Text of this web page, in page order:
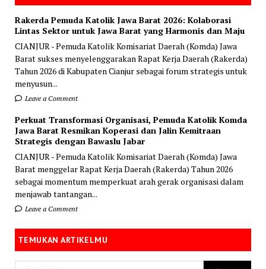
Rakerda Pemuda Katolik Jawa Barat 2026: Kolaborasi
Lintas Sektor untuk Jawa Barat yang Harmonis dan Maju
CIANJUR - Pemuda Katolik Komisariat Daerah (Komda) Jawa
Barat sukses menyelenggarakan Rapat Kerja Daerah (Rakerda)
Tahun 2026 di Kabupaten Cianjur sebagai forum strategis untuk
menyusun...
Leave a Comment
Perkuat Transformasi Organisasi, Pemuda Katolik Komda
Jawa Barat Resmikan Koperasi dan Jalin Kemitraan
Strategis dengan Bawaslu Jabar
CIANJUR - Pemuda Katolik Komisariat Daerah (Komda) Jawa
Barat menggelar Rapat Kerja Daerah (Rakerda) Tahun 2026
sebagai momentum memperkuat arah gerak organisasi dalam
menjawab tantangan...
Leave a Comment
TEMUKAN ARTIKELMU